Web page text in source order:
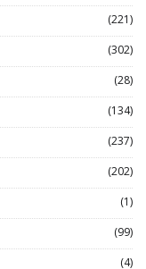
(221)
(302)
(28)
(134)
(237)
(202)
(1)
(99)
(4)